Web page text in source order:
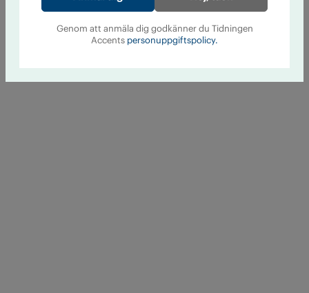
Genom att anmäla dig godkänner du Tidningen
Accents personuppgiftspolicy.